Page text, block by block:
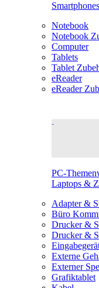
Notebook
Notebook
Computer
Tablets
Tablet
eReader
eReader
PC-
Laptops &
Adapter &
Büro
Drucker &
Drucker &
Externe
Externer
Grafiktablet